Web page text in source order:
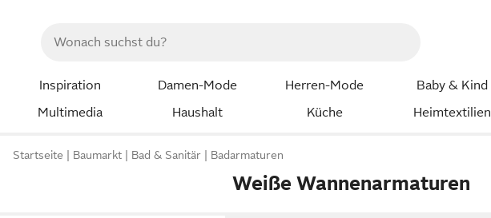
Inspiration Damen-Mode Herren-Mode Baby & Kind
Multimedia
Haushalt Küche Heimtextilien
Startseite Baumarkt Bad & Sanitär Badarmaturen
Weiße Wannenarmaturen